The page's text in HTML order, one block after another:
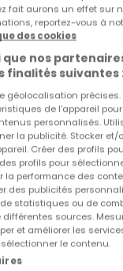
à vendre
fait aurons un effet sur
reportez-vous à
des cookies
que nos
finalités suivantes
géolocalisation
de l’appareil
personnalisés.
la publicité. Stocker
Créer des profils
profils pour
la performance des
des publicités
statistiques ou de
sources.
et améliorer les
le contenu.